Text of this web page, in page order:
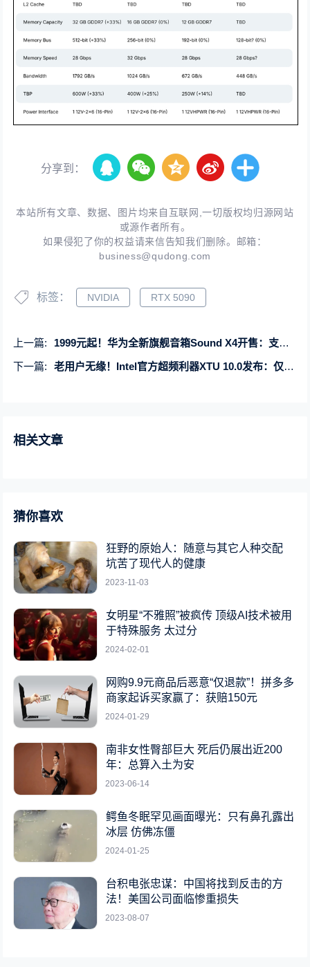
分享到：
本站所有文章、数据、图片均来自互联网,一切版权均归源网站
或源作者所有。
如果侵犯了你的权益请来信告知我们删除。邮箱：
business@qudong.com
标签： NVIDIA RTX 5090
上一篇:
1999元起！华为全新旗舰音箱Sound X4开售：支持鸿蒙一碰传音
下一篇:
老用户无缘！Intel官方超频利器XTU 10.0发布：仅支持酷睿Ultra 200S系列
相关文章
猜你喜欢
狂野的原始人：随意与其它人种交配
坑苦了现代人的健康
2023-11-03
女明星“不雅照”被疯传 顶级AI技术被用
于特殊服务 太过分
2024-02-01
网购9.9元商品后恶意“仅退款”！拼多多
商家起诉买家赢了：获赔150元
2024-01-29
南非女性臀部巨大 死后仍展出近200
年：总算入土为安
2023-06-14
鳄鱼冬眠罕见画面曝光：只有鼻孔露出
冰层 仿佛冻僵
2024-01-25
台积电张忠谋：中国将找到反击的方
法！美国公司面临惨重损失
2023-08-07